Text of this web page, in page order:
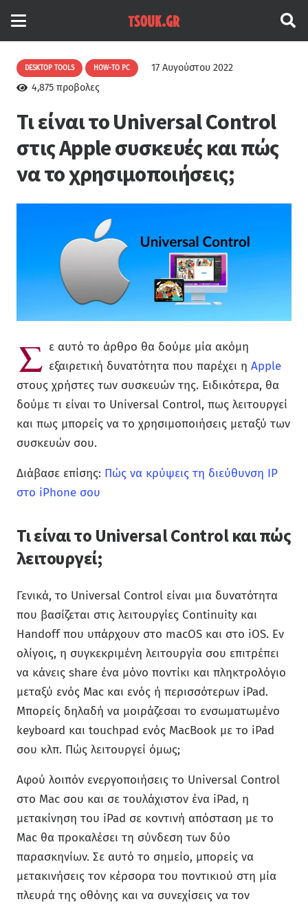
DESKTOP TOOLS HOW-TO PC
17 Αυγούστου 2022
4,875προβολες
Τι είναι το Universal Control
στις Apple συσκευές και πώς
να το χρησιμοποιήσεις;
Σ ε αυτό το άρθρο θα δούμε μία ακόμη
εξαιρετική δυνατότητα που παρέχει η Apple
στους χρήστες των συσκευών της. Ειδικότερα, θα
δούμε τι είναι το Universal Control, πως λειτουργεί
και πως μπορείς να το χρησιμοποιήσεις μεταξύ των
συσκευών σου.
Διάβασε επίσης: Πώς να κρύψεις τη διεύθυνση IP
στο iPhone σου
Τι είναι το Universal Control και πώς
λειτουργεί;
Γενικά, το Universal Control είναι μια δυνατότητα
που βασίζεται στις λειτουργίες Continuity και
Handoff που υπάρχουν στο macOS και στο iOS. Εν
ολίγοις, η συγκεκριμένη λειτουργία σου επιτρέπει
να κάνεις share ένα μόνο ποντίκι και πληκτρολόγιο
μεταξύ ενός Mac και ενός ή περισσότερων iPad.
Μπορείς δηλαδή να μοιράζεσαι το ενσωματωμένο
keyboard και touchpad ενός MacBook με το iPad
σου κλπ. Πώς λειτουργεί όμως;
Αφού λοιπόν ενεργοποιήσεις το Universal Control
στο Mac σου και σε τουλάχιστον ένα iPad, η
μετακίνηση του iPad σε κοντινή απόσταση με το
Mac θα προκαλέσει τη σύνδεση των δύο
παρασκηνίων. Σε αυτό το σημείο, μπορείς να
μετακινήσεις τον κέρσορα του ποντικιού στη μία
πλευρά της οθόνης και να συνεχίσεις να τον